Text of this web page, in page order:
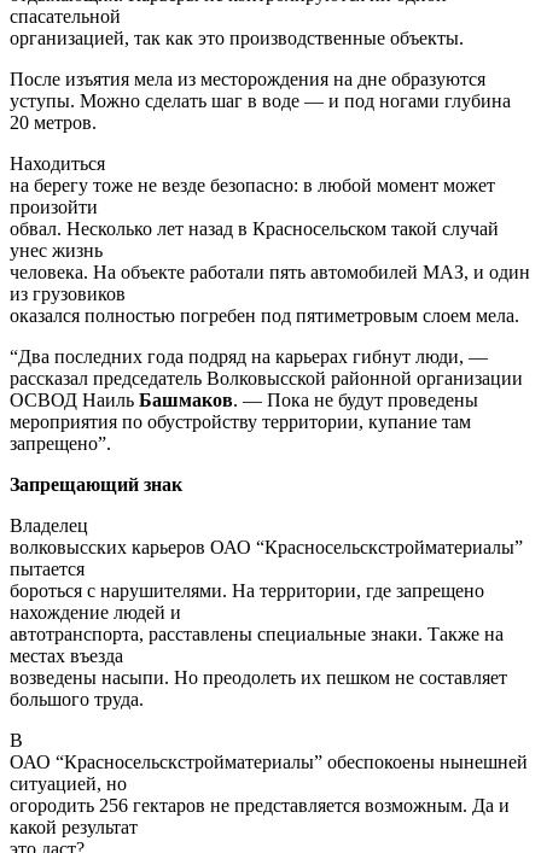
Находиться
на берегу тоже не везде безопасно: в любой момент может
произойти
обвал. Несколько лет назад в Красносельском такой случай
унес жизнь
человека. На объекте работали пять автомобилей МАЗ, и один
оказался полностью погребен под пятиметровым слоем мела.
“Два последних года подряд на карьерах гибнут люди, —
рассказал председатель Волковысской районной организации
ОСВОД Наиль
мероприятия по обустройству территории, купание там
запрещено”.
Владелец
волковысских карьеров ОАО “Красносельскстройматериалы”
пытается
бороться с нарушителями. На территории, где запрещено
нахождение людей и
автотранспорта, расставлены специальные знаки. Также на
возведены насыпи. Но преодолеть их пешком не составляет
большого труда.
В
ОАО “Красносельскстройматериалы” обеспокоены нынешней
ситуацией, но
огородить 256 гектаров не представляется возможным. Да и
какой результат
это даст?
Еще один вариант решения проблемы, который активно
предлагают в интернете, — сделать карьеры полноценным
туристическим
объектом. Для этого нужны деньги. Как сообщил главный
инженер ОАО
“Красносельскстройматериалы”